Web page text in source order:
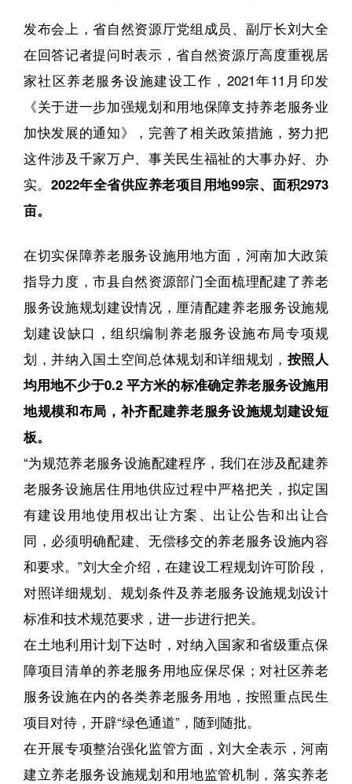
发布会上，省自然资源厅党组成员、副厅长刘大全
在回答记者提问时表示，省自然资源厅高度重视居
家社区养老服务设施建设工作，2021年11月印发
《关于进一步加强规划和用地保障支持养老服务业
加快发展的通知》，完善了相关政策措施，努力把
这件涉及千家万户、事关民生福祉的大事办好、办
实。 2022年全省供应养老项目用地99宗、面积2973
亩。
在切实保障养老服务设施用地方面，河南加大政策
指导力度，市县自然资源部门全面梳理配建了养老
服务设施规划建设情况，厘清配建养老服务设施规
划建设缺口，组织编制养老服务设施布局专项规
划，并纳入国土空间总体规划和详细规划， 按照人
均用地不少于0.2 平方米的标准确定养老服务设施用
地规模和布局，补齐配建养老服务设施规划建设短
板。
“为规范养老服务设施配建程序，我们在涉及配建养
老服务设施居住用地供应过程中严格把关，拟定国
有建设用地使用权出让方案、出让公告和出让合
同，必须明确配建、无偿移交的养老服务设施内容
和要求。”刘大全介绍，在建设工程规划许可阶段，
对照详细规划、规划条件及养老服务设施规划设计
标准和技术规范要求，进一步进行把关。
在土地利用计划下达时，对纳入国家和省级重点保
障项目清单的养老服务用地应保尽保；对社区养老
服务设施在内的各类养老服务用地，按照重点民生
项目对待，开辟“绿色通道”，随到随批。
在开展专项整治强化监管方面，刘大全表示，河南
建立养老服务设施规划和用地监管机制，落实养老